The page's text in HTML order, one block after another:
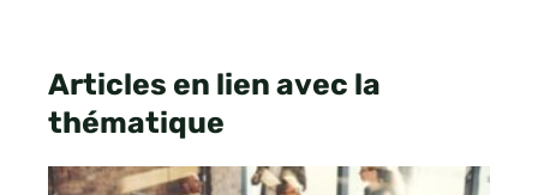
Articles en lien avec la
thématique